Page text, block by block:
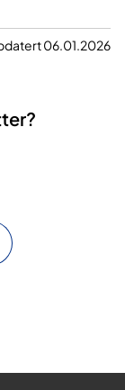
06.01.2026